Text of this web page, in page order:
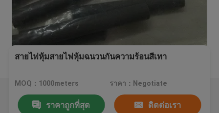
สายไฟหุ้มสายไฟหุ้มฉนวนกันความร้อนสีเทา
MOQ：1000meters ราคา：Negotiate
ราคาถูกที่สุด ติดต่อเรา